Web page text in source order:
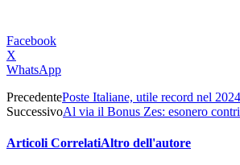
Facebook
X
WhatsApp
PrecedentePoste Italiane, utile record nel
SuccessivoAl via il Bonus Zes: esonero
Articoli CorrelatiAltro dell'autore